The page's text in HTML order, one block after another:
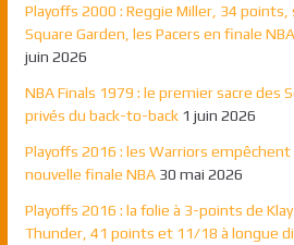
Playoffs 2000 : Reggie Miller, 34 points,
Square Garden, les Pacers en finale
juin 2026
NBA Finals 1979 : le premier sacre des
privés du back-to-back 1 juin 2026
Playoffs 2016 : les Warriors empêchent
nouvelle finale NBA 30 mai 2026
Playoffs 2016 : la folie à 3-points de
Thunder, 41 points et 11/18 à longue